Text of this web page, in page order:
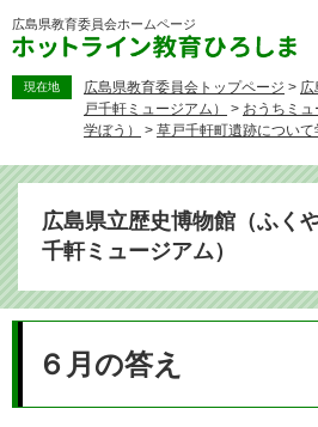
ー
で
す。
広島県教育委員会ホームページ
現在地 広島県教育委員会トップページ >
戸千軒ミュージアム）
> おうちミュ
学ぼう）
> 草戸千軒町遺跡について
広島県立歴史博物館（ふく
千軒ミュージアム）
６月の答え